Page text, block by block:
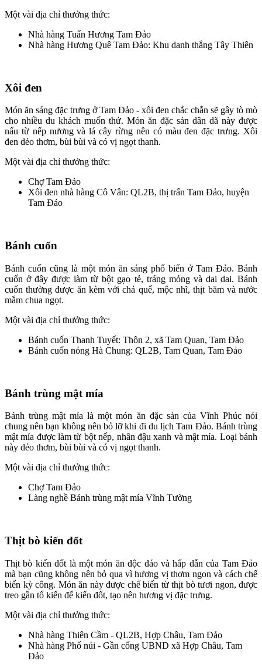
Một vài địa chỉ thưởng thức:
Nhà hàng Tuấn Hương Tam Đảo
Nhà hàng Hương Quê Tam Đảo: Khu danh thắng Tây Thiên
Xôi đen
Món ăn sáng đặc trưng ở Tam Đảo - xôi đen chắc chắn sẽ gây tò mò
cho nhiều du khách muốn thử. Món ăn đặc sản dân dã này được
nấu từ nếp nương và lá cây rừng nên có màu đen đặc trưng. Xôi
đen dẻo thơm, bùi bùi và có vị ngọt thanh.
Một vài địa chỉ thưởng thức:
Chợ Tam Đảo
Xôi đen nhà hàng Cô Vân: QL2B, thị trấn Tam Đảo, huyện
Tam Đảo
Bánh cuốn
Bánh cuốn cũng là một món ăn sáng phổ biến ở Tam Đảo. Bánh
cuốn ở đây được làm từ bột gạo tẻ, tráng mỏng và dai dai. Bánh
cuốn thường được ăn kèm với chả quế, mộc nhĩ, thịt băm và nước
mắm chua ngọt.
Một vài địa chỉ thưởng thức:
Bánh cuốn Thanh Tuyết: Thôn 2, xã Tam Quan, Tam Đảo
Bánh cuốn nóng Hà Chung: QL2B, Tam Quan, Tam Đảo
Bánh trùng mật mía
Bánh trùng mật mía là một món ăn đặc sản của Vĩnh Phúc nói
chung nên bạn không nên bỏ lỡ khi đi du lịch Tam Đảo. Bánh trùng
mật mía được làm từ bột nếp, nhân đậu xanh và mật mía. Loại bánh
này dẻo thơm, bùi bùi và có vị ngọt thanh.
Một vài địa chỉ thưởng thức:
Chợ Tam Đảo
Làng nghề Bánh trùng mật mía Vĩnh Tường
Thịt bò kiến đốt
Thịt bò kiến đốt là một món ăn độc đáo và hấp dẫn của Tam Đảo
mà bạn cũng không nên bỏ qua vì hương vị thơm ngon và cách chế
biến kỳ công. Món ăn này được chế biến từ thịt bò tươi ngon, được
treo gần tổ kiến để kiến đốt, tạo nên hương vị đặc trưng.
Một vài địa chỉ thưởng thức:
Nhà hàng Thiên Cầm - QL2B, Hợp Châu, Tam Đảo
Nhà hàng Phố núi - Gần cổng UBND xã Hợp Châu, Tam
Đảo